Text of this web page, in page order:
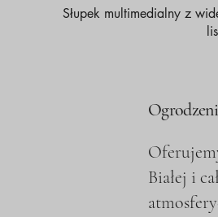
Słupek multimedialny z
Białej i